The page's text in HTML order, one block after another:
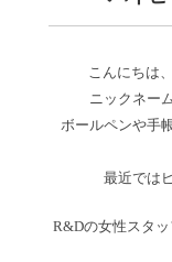
こんにちは
ニックネー
ボールペンや手
最近では
R&Dの女性スタ